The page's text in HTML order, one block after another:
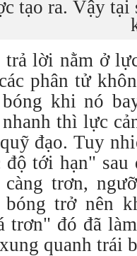
tạo ra. Vậy tại
trả lời nằm ở
phân tử
khi nó
thì lực
đạo. Tuy
độ tới hạn" sau
càng trơn,
bóng trở nên
trơn" đó đã
quanh trái